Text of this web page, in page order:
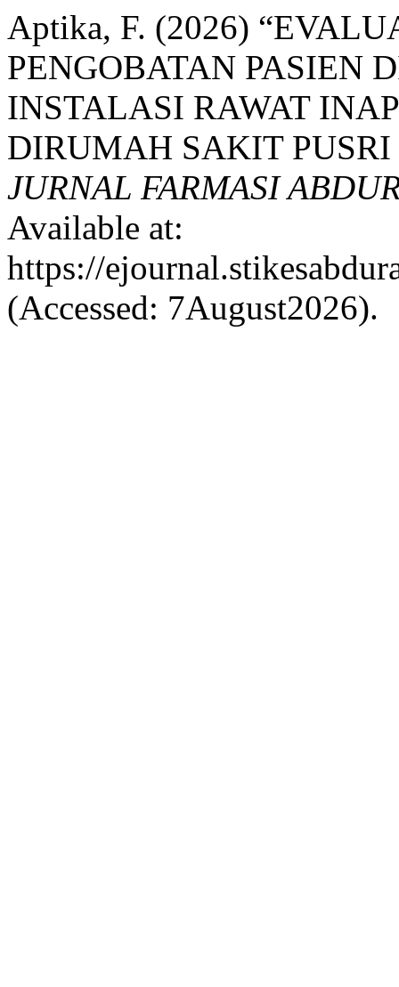
Aptika, F. (2026)
PENGOBATAN PASIEN
INSTALASI RAWAT
DIRUMAH SAKIT
JURNAL FARMASI
Available at:
https://
(Accessed: 7August2026).